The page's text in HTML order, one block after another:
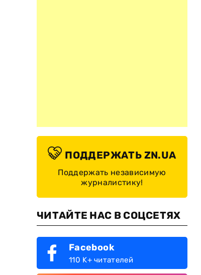
ПОДДЕРЖАТЬ ZN.UA
Поддержать независимую
журналистику!
ЧИТАЙТЕ НАС В СОЦСЕТЯХ
Facebook
110 K+ читателей